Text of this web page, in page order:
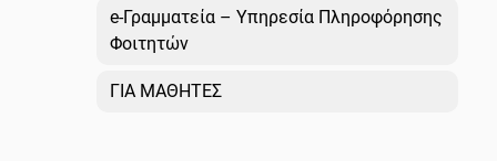
e-Γραμματεία – Υπηρεσία Πληροφόρησης
Φοιτητών
ΓΙΑ ΜΑΘΗΤΕΣ